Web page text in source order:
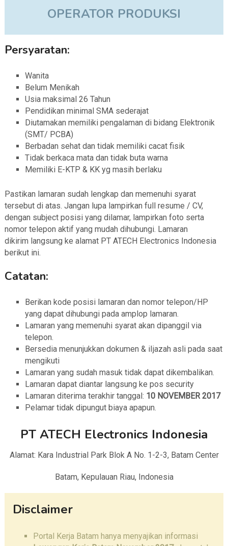
OPERATOR PRODUKSI
Persyaratan:
Wanita
Belum Menikah
Usia maksimal 26 Tahun
Pendidikan minimal SMA sederajat
Diutamakan memiliki pengalaman di bidang Elektronik
(SMT/ PCBA)
Berbadan sehat dan tidak memiliki cacat fisik
Tidak berkaca mata dan tidak buta warna
Memiliki E-KTP & KK yg masih berlaku
Pastikan lamaran sudah lengkap dan memenuhi syarat
tersebut di atas. Jangan lupa lampirkan full resume / CV,
dengan subject posisi yang dilamar, lampirkan foto serta
nomor telepon aktif yang mudah dihubungi. Lamaran
dikirim langsung ke alamat PT ATECH Electronics Indonesia
berikut ini.
Catatan:
Berikan kode posisi lamaran dan nomor telepon/HP
yang dapat dihubungi pada amplop lamaran.
Lamaran yang memenuhi syarat akan dipanggil via
telepon.
Bersedia menunjukkan dokumen & iIjazah asli pada saat
mengikuti
Lamaran yang sudah masuk tidak dapat dikembalikan.
Lamaran dapat diantar langsung ke pos security
Lamaran diterima terakhir tanggal: 10 NOVEMBER 2017
Pelamar tidak dipungut biaya apapun.
PT ATECH Electronics Indonesia
Alamat: Kara Industrial Park Blok A No. 1-2-3, Batam Center
Batam, Kepulauan Riau, Indonesia
Disclaimer
Portal Kerja Batam hanya menyajikan informasi